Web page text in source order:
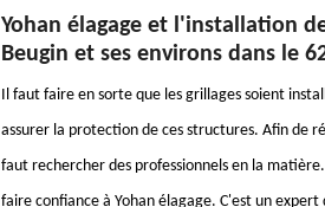
Yohan élagage et l'installation
Beugin et ses environs dans le
Il faut faire en sorte que les grillages soient
assurer la protection de ces structures. Afin de
faut rechercher des professionnels en la
faire confiance à Yohan élagage. C'est un